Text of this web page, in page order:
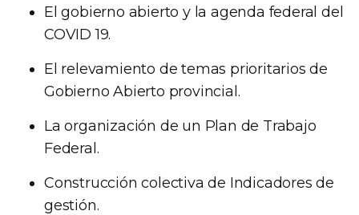
El gobierno abierto y la agenda federal del
COVID 19.
El relevamiento de temas prioritarios de
Gobierno Abierto provincial.
La organización de un Plan de Trabajo
Federal.
Construcción colectiva de Indicadores de
gestión.